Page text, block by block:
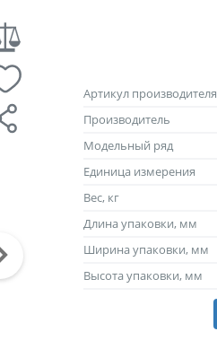
Артикул производителя
Производитель
Модельный ряд
Единица измерения
Вес, кг
Длина упаковки, мм
Ширина упаковки, мм
Высота упаковки, мм